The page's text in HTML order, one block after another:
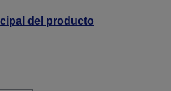
del producto